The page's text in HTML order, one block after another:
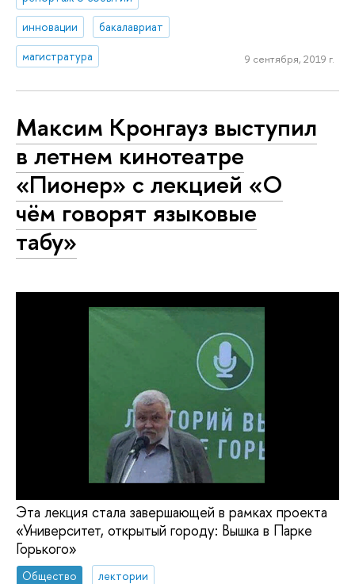
инновации
бакалавриат
магистратура
9 сентября, 2019 г.
Максим Кронгауз выступил
в летнем кинотеатре
«Пионер» с лекцией «О
чём говорят языковые
табу»
Эта лекция стала завершающей в рамках проекта
«Университет, открытый городу: Вышка в Парке
Горького»
Общество
лектории